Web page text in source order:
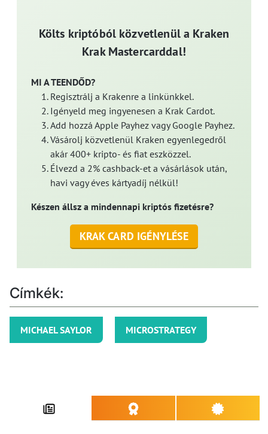
Költs kriptóból közvetlenül a Kraken
Krak Mastercarddal!
MI A TEENDŐD?
Regisztrálj a Krakenre a linkünkkel.
Igényeld meg ingyenesen a Krak Cardot.
Add hozzá Apple Payhez vagy Google Payhez.
Vásárolj közvetlenül Kraken egyenlegedről
akár 400+ kripto- és fiat eszközzel.
Élvezd a 2% cashback-et a vásárlások után,
havi vagy éves kártyadíj nélkül!
Készen állsz a mindennapi kriptós fizetésre?
KRAK CARD IGÉNYLÉSE
Címkék:
MICHAEL SAYLOR MICROSTRATEGY